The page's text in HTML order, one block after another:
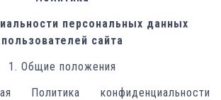
персональных данных
пользователей сайта
1. Общие положения
Политика конфиденциальности